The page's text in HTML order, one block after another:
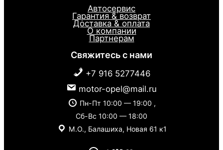
Автосервис
Гарантия & возврат
Доставка & оплата
О компании
Партнерам
Свяжитесь с нами
+7 916 5277446
motor-opel@mail.ru
Пн-Пт 10:00 — 19:00 ,
Сб-Вс 10:00 — 18:00
М.О., Балашиха, Новая 61 к1